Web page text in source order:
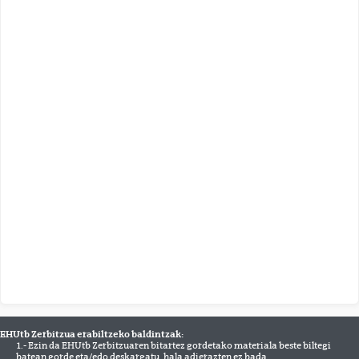
EHUtb Zerbitzua erabiltzeko baldintzak:
1.- Ezin da EHUtb Zerbitzuaren bitartez gordetako materiala beste biltegi
batean gorde eta/edo deskargatu, hala adierazten ez bada.